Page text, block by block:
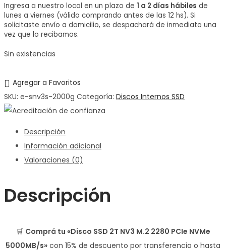
Ingresa a nuestro local en un plazo de 1 a 2 días hábiles de
lunes a viernes (válido comprando antes de las 12 hs). Si
solicitaste envío a domicilio, se despachará de inmediato una
vez que lo recibamos.
Sin existencias
Agregar a Favoritos
SKU: e-snv3s-2000g Categoría: Discos Internos SSD
Descripción
Información adicional
Valoraciones (0)
Descripción
🛒 Comprá tu «Disco SSD 2T NV3 M.2 2280 PCIe NVMe
5000MB/s» con 15% de descuento por transferencia o hasta